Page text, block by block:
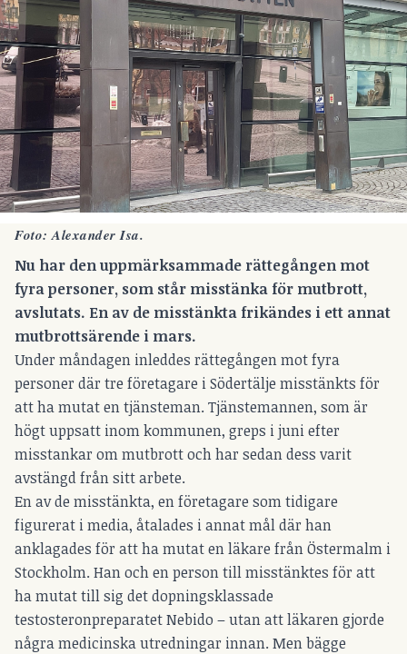
Foto: Alexander Isa.
Nu har den uppmärksammade rättegången mot
fyra personer, som står misstänka för mutbrott,
avslutats. En av de misstänktafrikändes i ett annat
mutbrottsärende i mars.
Under måndagen inleddes rättegången mot fyra
personer där tre företagare i Södertälje misstänkts för
att ha mutat en tjänsteman. Tjänstemannen, som är
högt uppsatt inom kommunen, greps i juni efter
misstankar om mutbrott och har sedan dess varit
avstängd från sitt arbete.
En av de misstänkta, en företagare som tidigare
figurerat i media, åtalades i annat mål där han
anklagades för att ha mutat en läkare från Östermalm i
Stockholm. Han och en person till misstänktes för att
ha mutat till sig det dopningsklassade
testosteronpreparatet Nebido – utan att läkaren gjorde
några medicinska utredningar innan. Men bägge